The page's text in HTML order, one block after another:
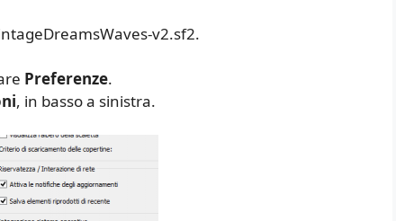
v2.sf2.
Preferenze.
, in basso a sinistra.